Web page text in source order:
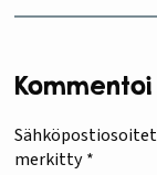
merkitty*